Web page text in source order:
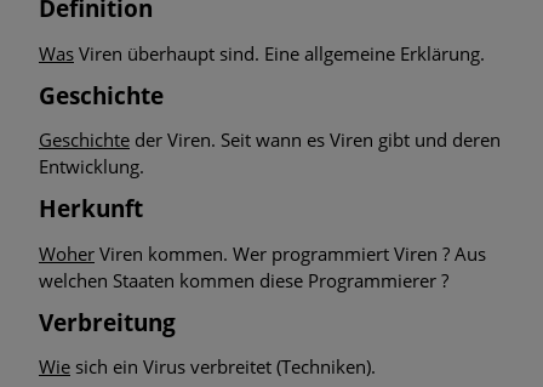
Definition
Was Viren überhaupt sind. Eine allgemeine Erklärung.
Geschichte
Geschichte der Viren. Seit wann es Viren gibt und deren
Entwicklung.
Herkunft
Woher Viren kommen. Wer programmiert Viren ? Aus
welchen Staaten kommen diese Programmierer ?
Verbreitung
Wie sich ein Virus verbreitet (Techniken).